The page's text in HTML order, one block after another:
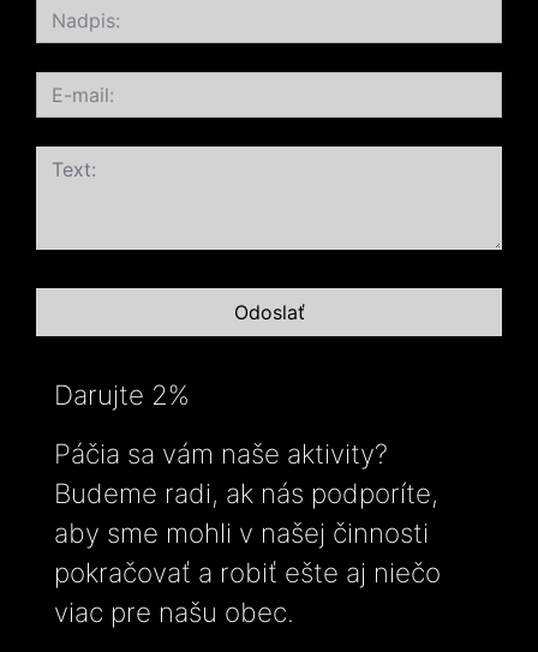
Darujte 2%
Páčia sa vám naše aktivity?
Budeme radi, ak nás podporíte,
aby sme mohli v našej činnosti
pokračovať a robiť ešte aj niečo
viac pre našu obec.